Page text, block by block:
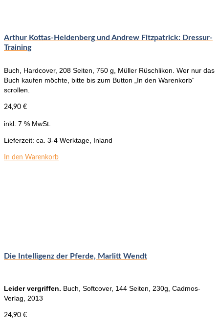
Arthur Kottas-Heldenberg und Andrew Fitzpatrick: Dressur-
Training
Buch, Hardcover, 208 Seiten, 750 g, Müller Rüschlikon. Wer nur das
Buch kaufen möchte, bitte bis zum Button „In den Warenkorb“
scrollen.
24,90 €
inkl. 7 % MwSt.
Lieferzeit: ca. 3-4 Werktage, Inland
In den Warenkorb
Die Intelligenz der Pferde, Marlitt Wendt
Leider vergriffen. Buch, Softcover, 144 Seiten, 230g, Cadmos-
Verlag, 2013
24,90 €